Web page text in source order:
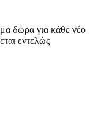
δώρα για κάθε νέο
εντελώς